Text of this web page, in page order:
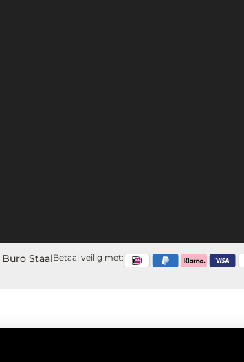
Buro StaalBetaal veilig met: